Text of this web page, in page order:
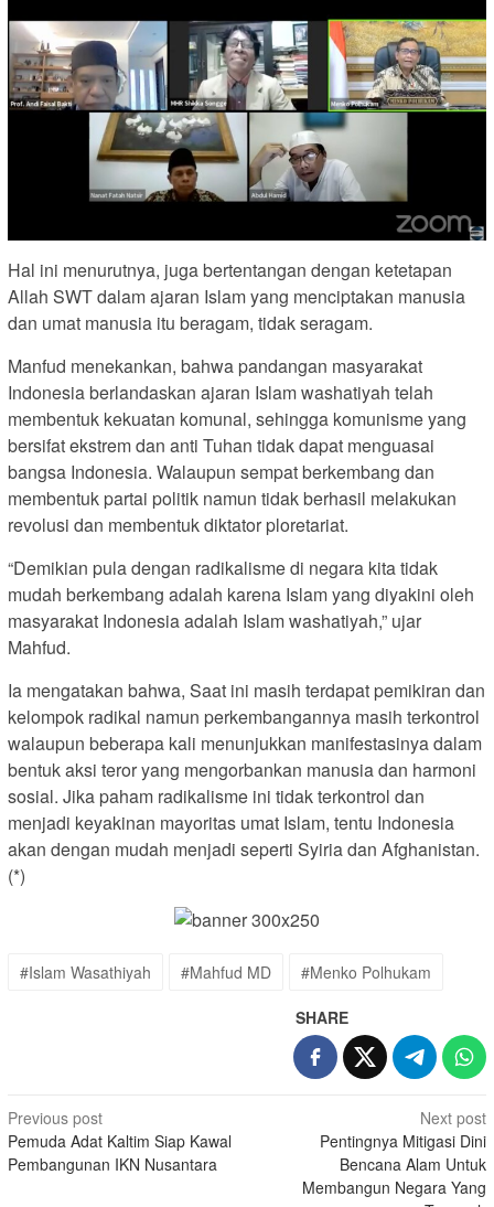
Hal ini menurutnya, juga bertentangan dengan ketetapan
Allah SWT dalam ajaran Islam yang menciptakan manusia
dan umat manusia itu beragam, tidak seragam.
Manfud menekankan, bahwa pandangan masyarakat
Indonesia berlandaskan ajaran Islam washatiyah telah
membentuk kekuatan komunal, sehingga komunisme yang
bersifat ekstrem dan anti Tuhan tidak dapat menguasai
bangsa Indonesia. Walaupun sempat berkembang dan
membentuk partai politik namun tidak berhasil melakukan
revolusi dan membentuk diktator ploretariat.
“Demikian pula dengan radikalisme di negara kita tidak
mudah berkembang adalah karena Islam yang diyakini oleh
masyarakat Indonesia adalah Islam washatiyah,” ujar
Mahfud.
Ia mengatakan bahwa, Saat ini masih terdapat pemikiran dan
kelompok radikal namun perkembangannya masih terkontrol
walaupun beberapa kali menunjukkan manifestasinya dalam
bentuk aksi teror yang mengorbankan manusia dan harmoni
sosial. Jika paham radikalisme ini tidak terkontrol dan
menjadi keyakinan mayoritas umat Islam, tentu Indonesia
akan dengan mudah menjadi seperti Syiria dan Afghanistan.
(*)
#Islam Wasathiyah #Mahfud MD #Menko Polhukam
SHARE
Post
navigation
Previous post
Pemuda Adat Kaltim Siap Kawal
Pembangunan IKN Nusantara
Next post
Pentingnya Mitigasi Dini
Bencana Alam Untuk
Membangun Negara Yang